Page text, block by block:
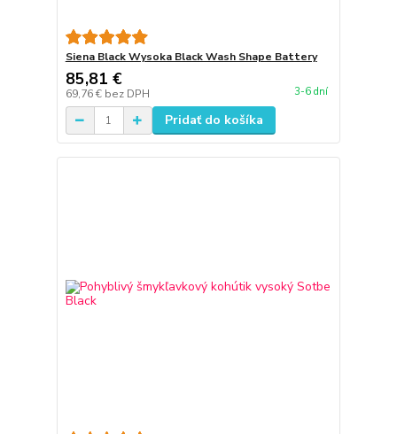
Siena Black Wysoka Black Wash Shape Battery
85,81 €
69,76 € bez DPH 3-6 dní
Pridať do košíka